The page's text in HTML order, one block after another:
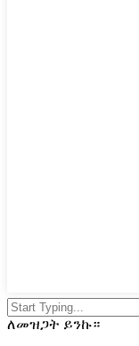
ለመዝጋት ይንኩ።